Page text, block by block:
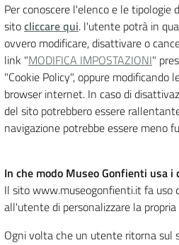
Per conoscere l'elenco e le tipologie
sitocliccare qui. l'utente potrà in
ovvero modificare, disattivare o
link "MODIFICA IMPOSTAZIONI"
"Cookie Policy", oppure modificando
browser internet. In caso di
del sito potrebbero essere
navigazione potrebbe essere meno
In che modo Museo Gonfienti usa i
Il sito www.museogonfienti.it fa uso
all'utente di personalizzare la
Ogni volta che un utente ritorna sul